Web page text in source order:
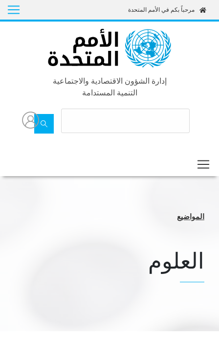
main
content
مرحباً بكم في الأمم المتحدة
إدارة الشؤون الاقتصادية والاجتماعية
التنمية المستدامة
المواضيع
العلوم